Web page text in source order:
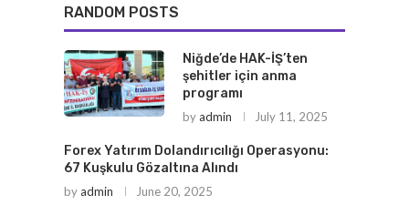
RANDOM POSTS
Niğde’de HAK-İŞ’ten
şehitler için anma
programı
byadmin July 11, 2025
Forex Yatırım Dolandırıcılığı Operasyonu:
67 Kuşkulu Gözaltına Alındı
byadmin June 20, 2025